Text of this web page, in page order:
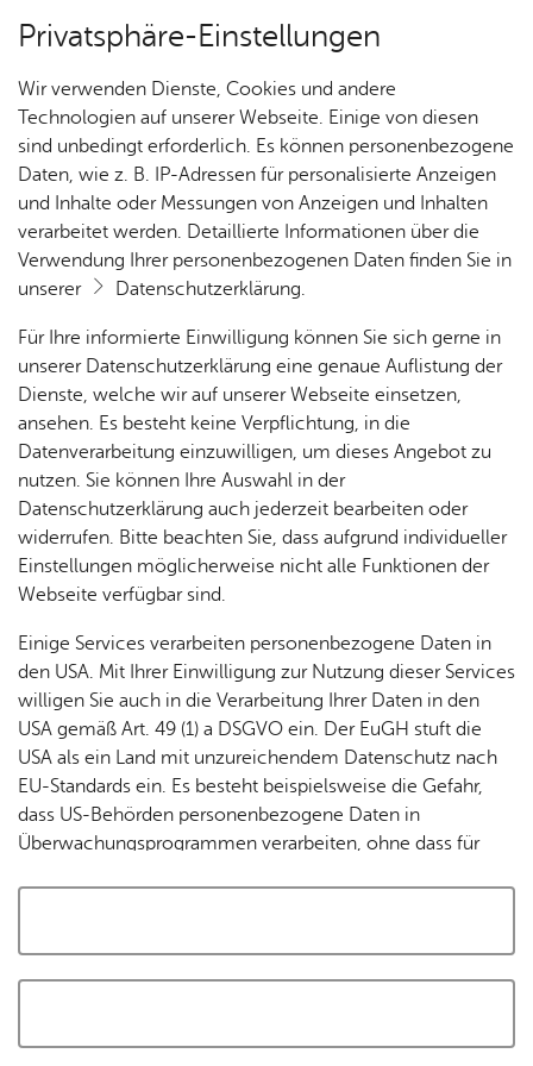
Kartenansicht
Cookie-Hinweis
Zum Laden dieser Karte wird eine Verbindung zu externen
Servern hergestellt. Diese verwenden Cookies und andere
Tracking-Technologien, um die Bedienung zu
personalisieren und zu verbessern. Weitere Informationen
finden Sie in unsererDatenschutzerklärung
Cookies akzeptieren und Karte laden
Privatsphäre-Einstellungen
Wir verwenden Dienste, Cookies und andere
Technologien auf unserer Webseite. Einige von diesen
sind unbedingt erforderlich. Es können personenbezogene
Daten, wie z. B. IP-Adressen für personalisierte Anzeigen
und Inhalte oder Messungen von Anzeigen und Inhalten
verarbeitet werden. Detaillierte Informationen über die
Verwendung Ihrer personenbezogenen Daten finden Sie in
unserer
Datenschutzerklärung.
Für Ihre informierte Einwilligung können Sie sich gerne in
unserer Datenschutzerklärung eine genaue Auflistung der
Dienste, welche wir auf unserer Webseite einsetzen,
ansehen. Es besteht keine Verpflichtung, in die
Datenverarbeitung einzuwilligen, um dieses Angebot zu
nutzen. Sie können Ihre Auswahl in der
Datenschutzerklärung auch jederzeit bearbeiten oder
widerrufen. Bitte beachten Sie, dass aufgrund individueller
Einstellungen möglicherweise nicht alle Funktionen der
Webseite verfügbar sind.
Einige Services verarbeiten personenbezogene Daten in
den USA. Mit Ihrer Einwilligung zur Nutzung dieser Services
willigen Sie auch in die Verarbeitung Ihrer Daten in den
USA gemäß Art. 49 (1) a DSGVO ein. Der EuGH stuft die
USA als ein Land mit unzureichendem Datenschutz nach
EU-Standards ein. Es besteht beispielsweise die Gefahr,
dass US-Behörden personenbezogene Daten in
Überwachungsprogrammen verarbeiten, ohne dass für